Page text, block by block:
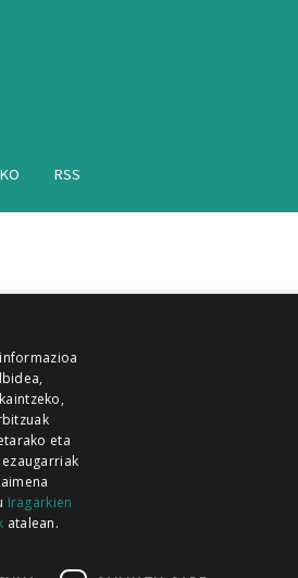
RSS
GUKA
eta
Iragarkien
atalean.